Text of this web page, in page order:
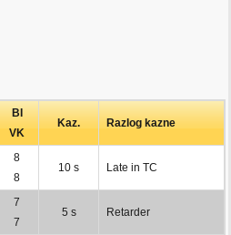
BI
VK
Kaz. Razlog kazne
8
8
10 s Late in TC
7
7
5 s Retarder